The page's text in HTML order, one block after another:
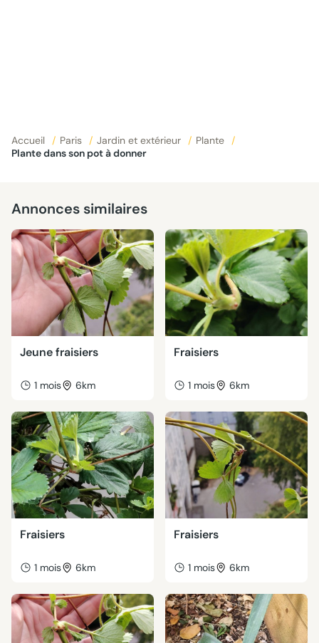
Accueil / Paris / Jardin et extérieur / Plante
/
Plante dans son pot à donner
Annonces similaires
Jeune fraisiers
1 mois 6km
Fraisiers
1 mois 6km
Fraisiers
1 mois 6km
Fraisiers
1 mois 6km